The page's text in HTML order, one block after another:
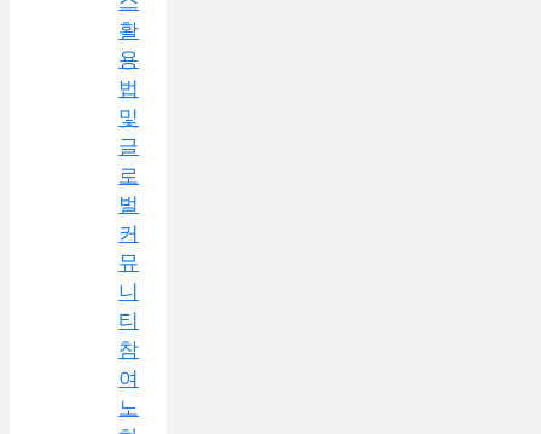
활
용
법
및
글
로
벌
커
뮤
니
티
참
여
노